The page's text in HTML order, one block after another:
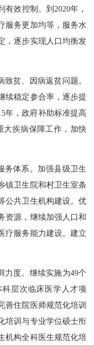
效控制。到2020年，
服务更加均等，服务水
，逐步实现人口均衡发
贫、因病返贫问题。
续稳定参合率，逐步提
年，政府补助标准提高
大疾病保障工作，加快
务体系。加强县级卫生
镇卫生院和村卫生室条
公共卫生机构建设。优
资源，继续加强人口和
疗服务能力建设。建立
度。继续实施为49个
层次临床医学人才项
善住院医师规范化培训
培训与专业学位硕士衔
机构全科医生规范化培